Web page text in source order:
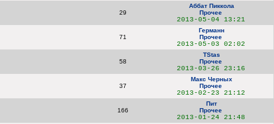
29
Аббат Пиккола
Прочее
2013-05-04 13:21
71
Германн
Прочее
2013-05-03 02:02
58
TStas
Прочее
2013-03-26 23:16
37
Макс Черных
Прочее
2013-02-23 21:12
166
Пит
Прочее
2013-01-24 21:48